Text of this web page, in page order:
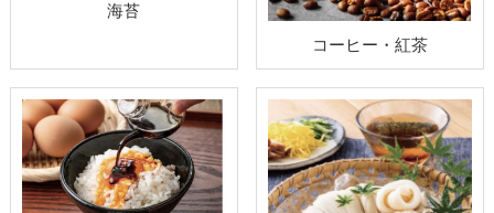
海苔
コーヒー・紅茶